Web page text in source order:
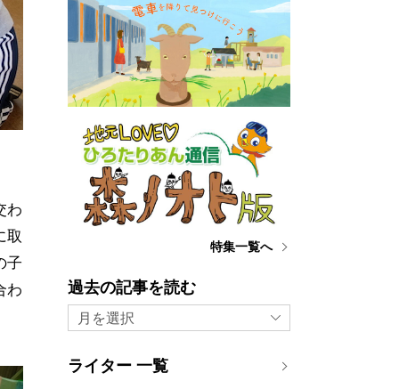
わ
取
子
わ
特集一覧へ
過去の記事を読む
月を選択
ライター 一覧